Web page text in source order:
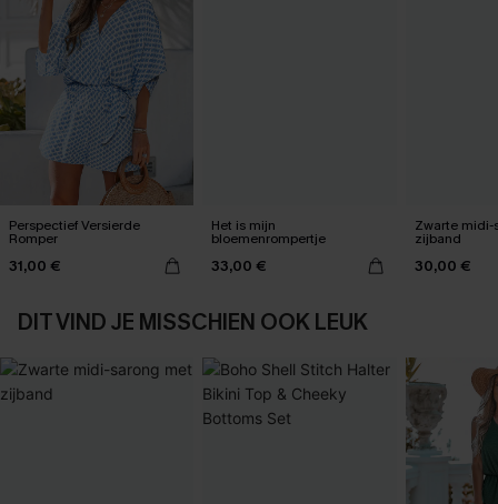
Perspectief Versierde
Romper
31,00 €
Het is mijn
bloemenrompertje
33,00 €
Zwarte midi-
zijband
30,00 €
DIT VIND JE MISSCHIEN OOK LEUK